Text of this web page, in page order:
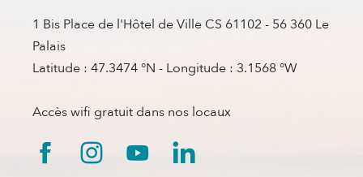
1 Bis Place de l'Hôtel de Ville CS 61102 - 56 360 Le
Palais
Latitude : 47.3474 °N - Longitude : 3.1568 °W
Accès wifi gratuit dans nos locaux